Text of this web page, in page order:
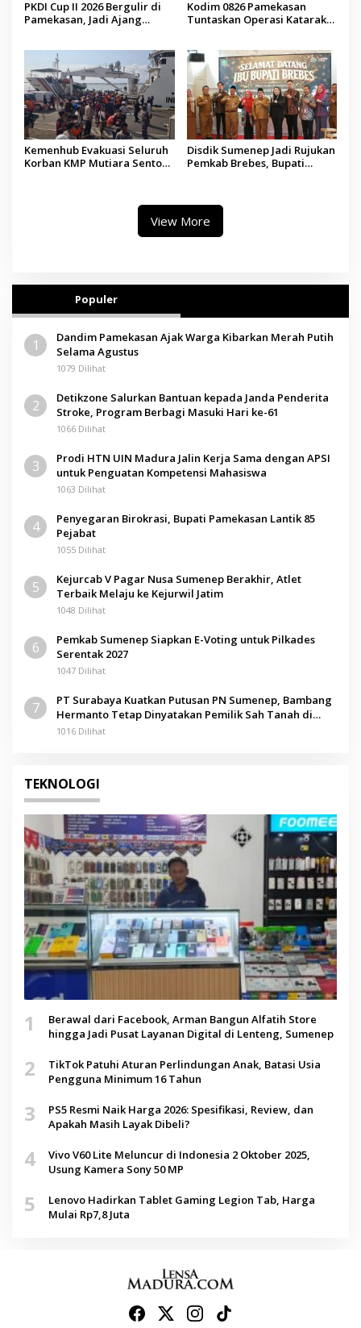
PKDI Cup II 2026 Bergulir di
Pamekasan, Jadi Ajang
Kodim 0826 Pamekasan
Tuntaskan Operasi Katarak
Kemenhub Evakuasi Seluruh
Korban KMP Mutiara Sentosa
Disdik Sumenep Jadi Rujukan
Pemkab Brebes, Bupati
View More
Populer
1
Dandim Pamekasan Ajak Warga Kibarkan Merah Putih
Selama Agustus
1079 Dilihat
2
Detikzone Salurkan Bantuan kepada Janda Penderita
Stroke, Program Berbagi Masuki Hari ke-61
1066 Dilihat
3
Prodi HTN UIN Madura Jalin Kerja Sama dengan APSI
untuk Penguatan Kompetensi Mahasiswa
1063 Dilihat
4
Penyegaran Birokrasi, Bupati Pamekasan Lantik 85
Pejabat
1055 Dilihat
5
Kejurcab V Pagar Nusa Sumenep Berakhir, Atlet
Terbaik Melaju ke Kejurwil Jatim
1048 Dilihat
6
Pemkab Sumenep Siapkan E-Voting untuk Pilkades
Serentak 2027
1047 Dilihat
7
PT Surabaya Kuatkan Putusan PN Sumenep, Bambang
Hermanto Tetap Dinyatakan Pemilik Sah Tanah di
Pamolokan
1016 Dilihat
TEKNOLOGI
1
Berawal dari Facebook, Arman Bangun Alfatih Store
hingga Jadi Pusat Layanan Digital di Lenteng, Sumenep
2
TikTok Patuhi Aturan Perlindungan Anak, Batasi Usia
Pengguna Minimum 16 Tahun
3
PS5 Resmi Naik Harga 2026: Spesifikasi, Review, dan
Apakah Masih Layak Dibeli?
4
Vivo V60 Lite Meluncur di Indonesia 2 Oktober 2025,
Usung Kamera Sony 50 MP
5
Lenovo Hadirkan Tablet Gaming Legion Tab, Harga
Mulai Rp7,8 Juta